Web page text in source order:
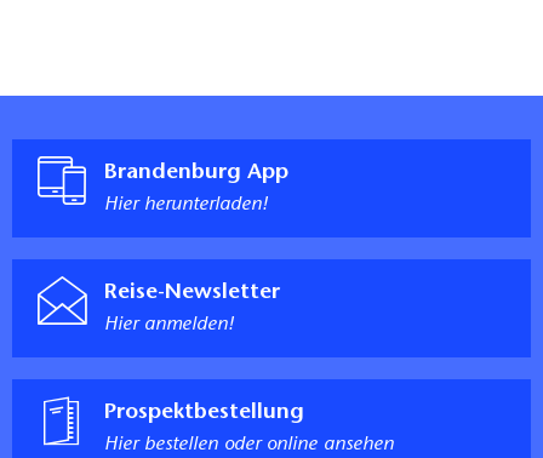
Brandenburg App
Hier herunterladen!
Reise-Newsletter
Hier anmelden!
Prospektbestellung
Hier bestellen oder online ansehen